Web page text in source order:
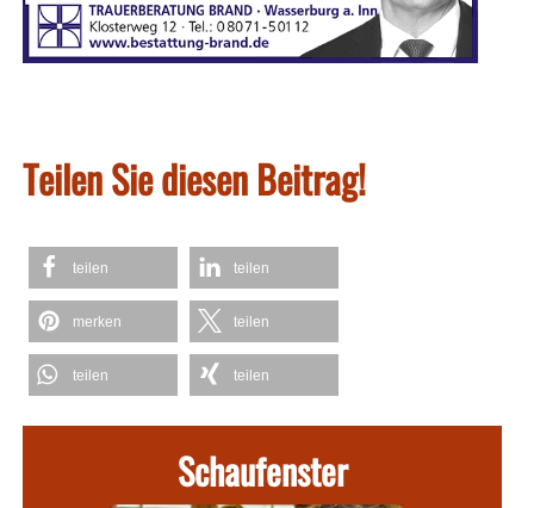
Teilen Sie diesen Beitrag!
teilen teilen
merken teilen
teilen teilen
Schaufenster